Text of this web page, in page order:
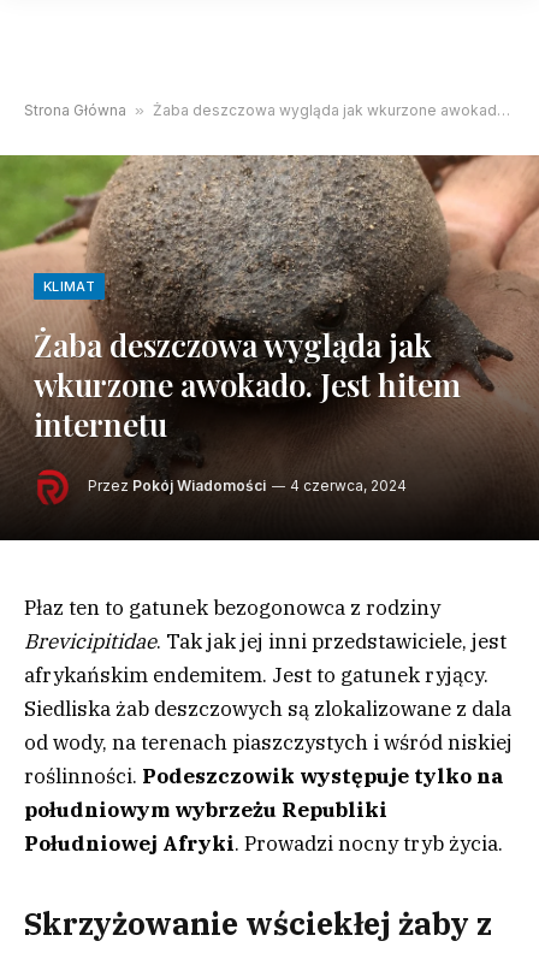
Strona Główna » Żaba deszczowa wygląda jak wkurzone awokado. Jest hitem internetu
KLIMAT
Żaba deszczowa wygląda jak
wkurzone awokado. Jest hitem
internetu
Przez Pokój Wiadomości 4 czerwca, 2024
Płaz ten to gatunek bezogonowca z rodziny
Brevicipitidae. Tak jak jej inni przedstawiciele, jest
afrykańskim endemitem. Jest to gatunek ryjący.
Siedliska żab deszczowych są zlokalizowane z dala
od wody, na terenach piaszczystych i wśród niskiej
roślinności. Podeszczowik występuje tylko na
południowym wybrzeżu Republiki
Południowej Afryki. Prowadzi nocny tryb życia.
Skrzyżowanie wściekłej żaby z